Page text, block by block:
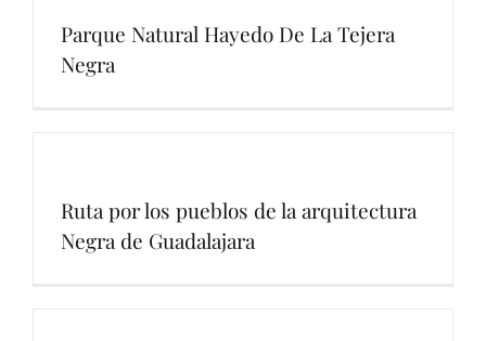
Parque Natural Hayedo De La Tejera
Negra
Ruta por los pueblos de la arquitectura
Negra de Guadalajara